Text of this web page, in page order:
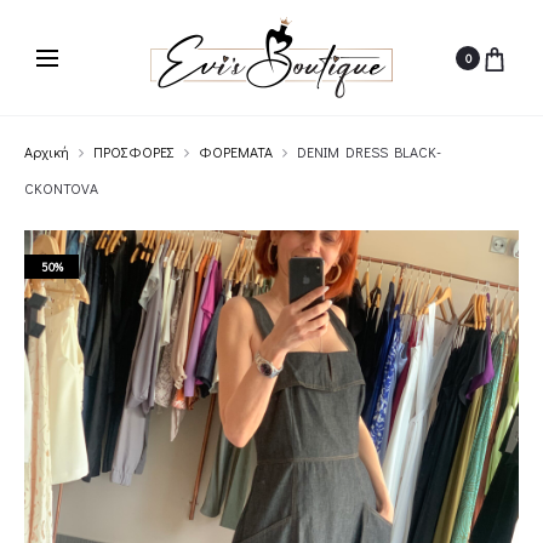
0
Αρχική ΠΡΟΣΦΟΡΕΣ ΦΟΡΕΜΑΤΑ
DENIM DRESS BLACK-
CKONTOVA
50%